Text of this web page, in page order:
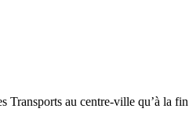
Transports au centre-ville qu’à la